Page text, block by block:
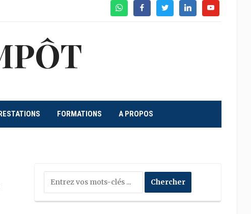
WhatsAppFacebookTwitterLinkedinYoutube
FORMATIONS A PROPOS